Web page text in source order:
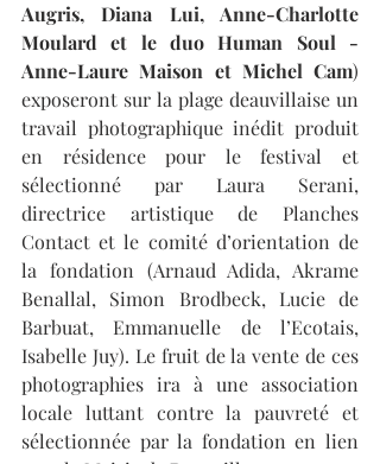
Augris, Diana Lui, Anne-Charlotte
Moulard et le duo Human Soul -
Anne-Laure Maison et Michel Cam)
exposeront sur la plage deauvillaise un
travail photographique inédit produit
en résidence pour le festival et
sélectionné par Laura Serani,
directrice artistique de Planches
Contact et le comité d’orientation de
la fondation (Arnaud Adida, Akrame
Benallal, Simon Brodbeck, Lucie de
Barbuat, Emmanuelle de l’Ecotais,
Isabelle Juy). Le fruit de la vente de ces
photographies ira à une association
locale luttant contre la pauvreté et
sélectionnée par la fondation en lien